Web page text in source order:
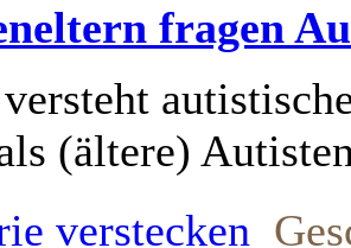
fragen
(ältere)